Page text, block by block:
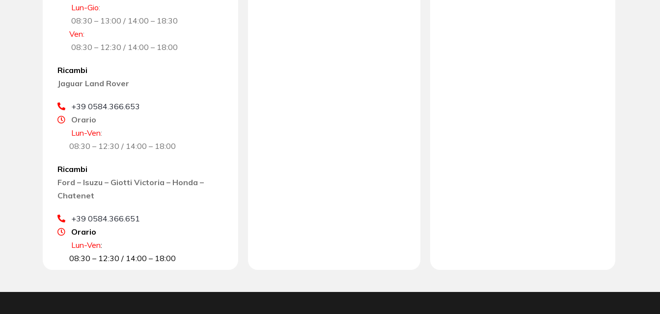
Lun-Gio:
08:30 – 13:00 / 14:00 – 18:30
Ven:
08:30 – 12:30 / 14:00 – 18:00
Ricambi
Jaguar Land Rover
+39 0584.366.653
Orario
Lun-Ven:
08:30 – 12:30 / 14:00 – 18:00
Ricambi
Ford – Isuzu – Giotti Victoria – Honda –
Chatenet
+39 0584.366.651
Orario
Lun-Ven:
08:30 – 12:30 / 14:00 – 18:00